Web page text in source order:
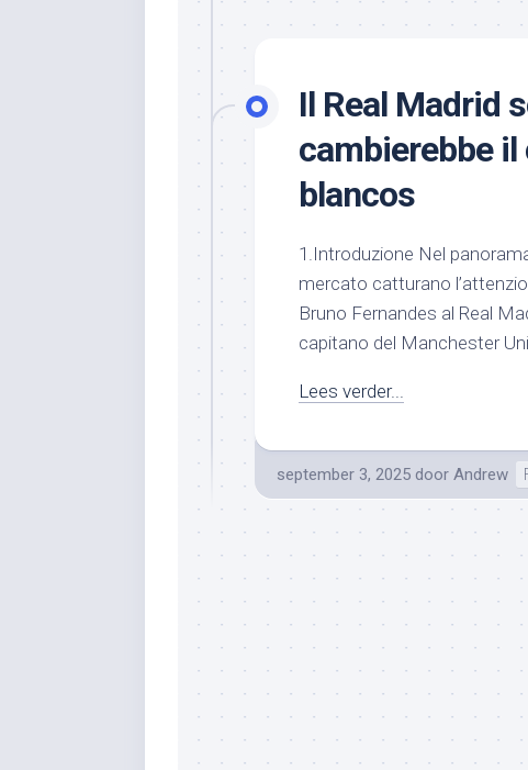
Il Real Madrid
cambierebbe
blancos
1.Introduzione Nel
mercato catturano
Bruno Fernandes al Real
capitano del Manchester
Lees verder...
september 3, 2025 door Andrew